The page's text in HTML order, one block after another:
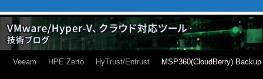
Veeam HPE Zerto HyTrust/Entrust MSP360(CloudBerry) Backup